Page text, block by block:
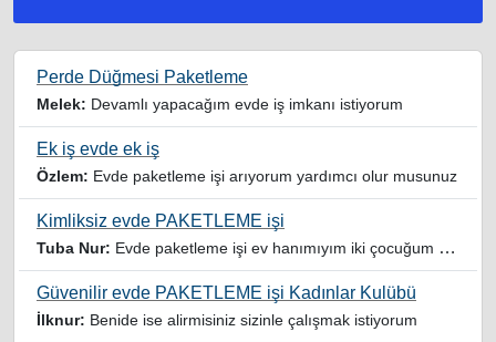
Perde Düğmesi Paketleme
Melek: Devamlı yapacağım evde iş imkanı istiyorum
Ek iş evde ek iş
Özlem: Evde paketleme işi arıyorum yardımcı olur musunuz
Kimliksiz evde PAKETLEME işi
Tuba Nur: Evde paketleme işi ev hanımıyım iki çocuğum var yardımcı olursanız sevinirim
Güvenilir evde PAKETLEME işi Kadınlar Kulübü
İlknur: Benide ise alirmisiniz sizinle çalışmak istiyorum